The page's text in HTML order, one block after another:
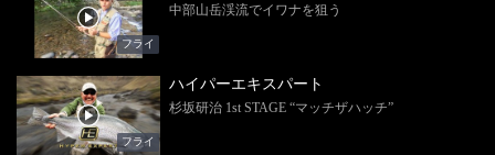
フライ
中部山岳渓流でイワナを狙う
フライ
ハイパーエキスパート
杉坂研治 1st STAGE “マッチザハッチ”